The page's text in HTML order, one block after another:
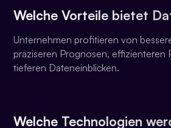
Welche Vorteile bietet
Unternehmen profitieren von
präziseren Prognosen, effizienteren
tieferen Dateneinblicken.
Welche Technologien